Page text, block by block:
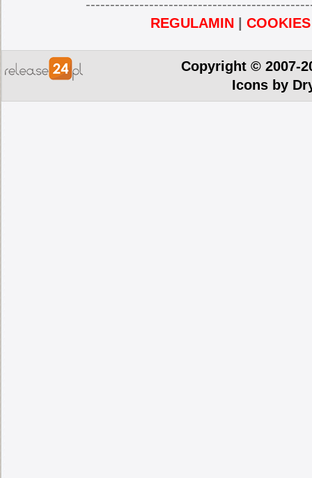
REGULAMIN
COOKIES
Copyright © 2007-
Icons by